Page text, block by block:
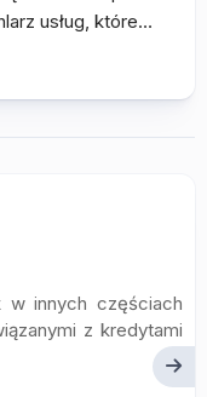
usług, które…
w innych częściach
z kredytami